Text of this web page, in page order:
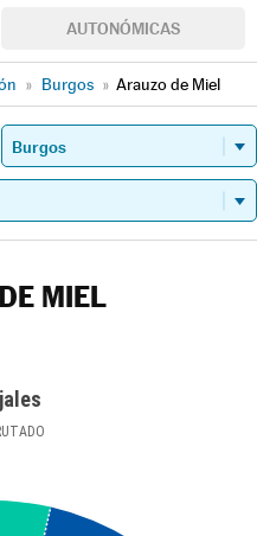
AUTONÓMICAS
» Burgos » Arauzo de Miel
MIEL